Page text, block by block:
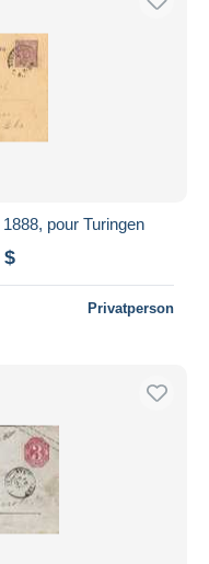
pour Turingen
$
Privatperson